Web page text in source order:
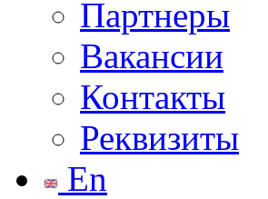
Партнеры
Вакансии
Контакты
Реквизиты
En